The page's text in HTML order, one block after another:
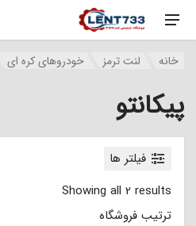
خانه لنت ترمز خودروهای کره ای
پیکانتو
فیلتر ها
Showing all 2 results
ترتیب فروشگاه